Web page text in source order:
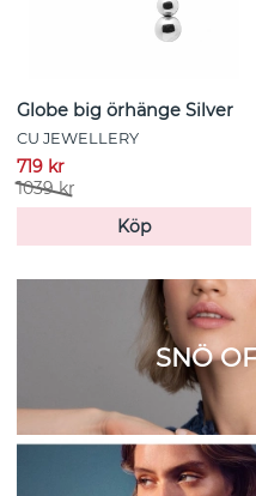
Globe big örhänge Silver
CU JEWELLERY
719 kr
1039 kr
Köp
SNÖ